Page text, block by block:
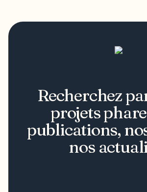
Recherchez
projets
publications,
nos